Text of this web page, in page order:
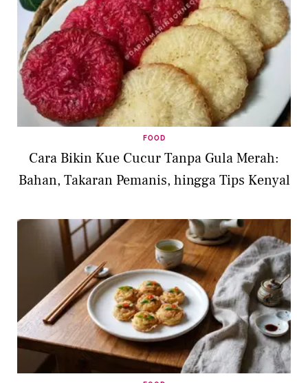
FOOD
Cara Bikin Kue Cucur Tanpa Gula Merah:
Bahan, Takaran Pemanis, hingga Tips Kenyal